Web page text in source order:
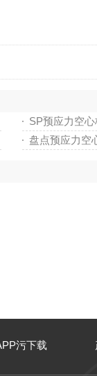
SP预应力空
盘点预应力空
污下载